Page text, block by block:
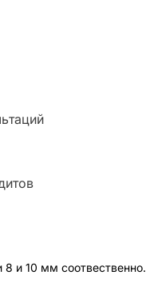
и 10 мм соотвественно.